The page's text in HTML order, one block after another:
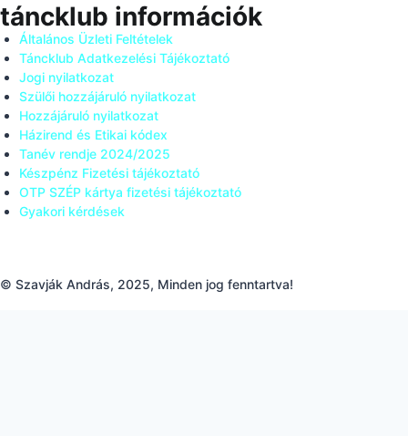
táncklub információk
Általános Üzleti Feltételek
Táncklub Adatkezelési Tájékoztató
Jogi nyilatkozat
Szülői hozzájáruló nyilatkozat
Hozzájáruló nyilatkozat
Házirend és Etikai kódex
Tanév rendje 2024/2025
Készpénz Fizetési tájékoztató
OTP SZÉP kártya fizetési tájékoztató
Gyakori kérdések
© Szavják András, 2025, Minden jog fenntartva!